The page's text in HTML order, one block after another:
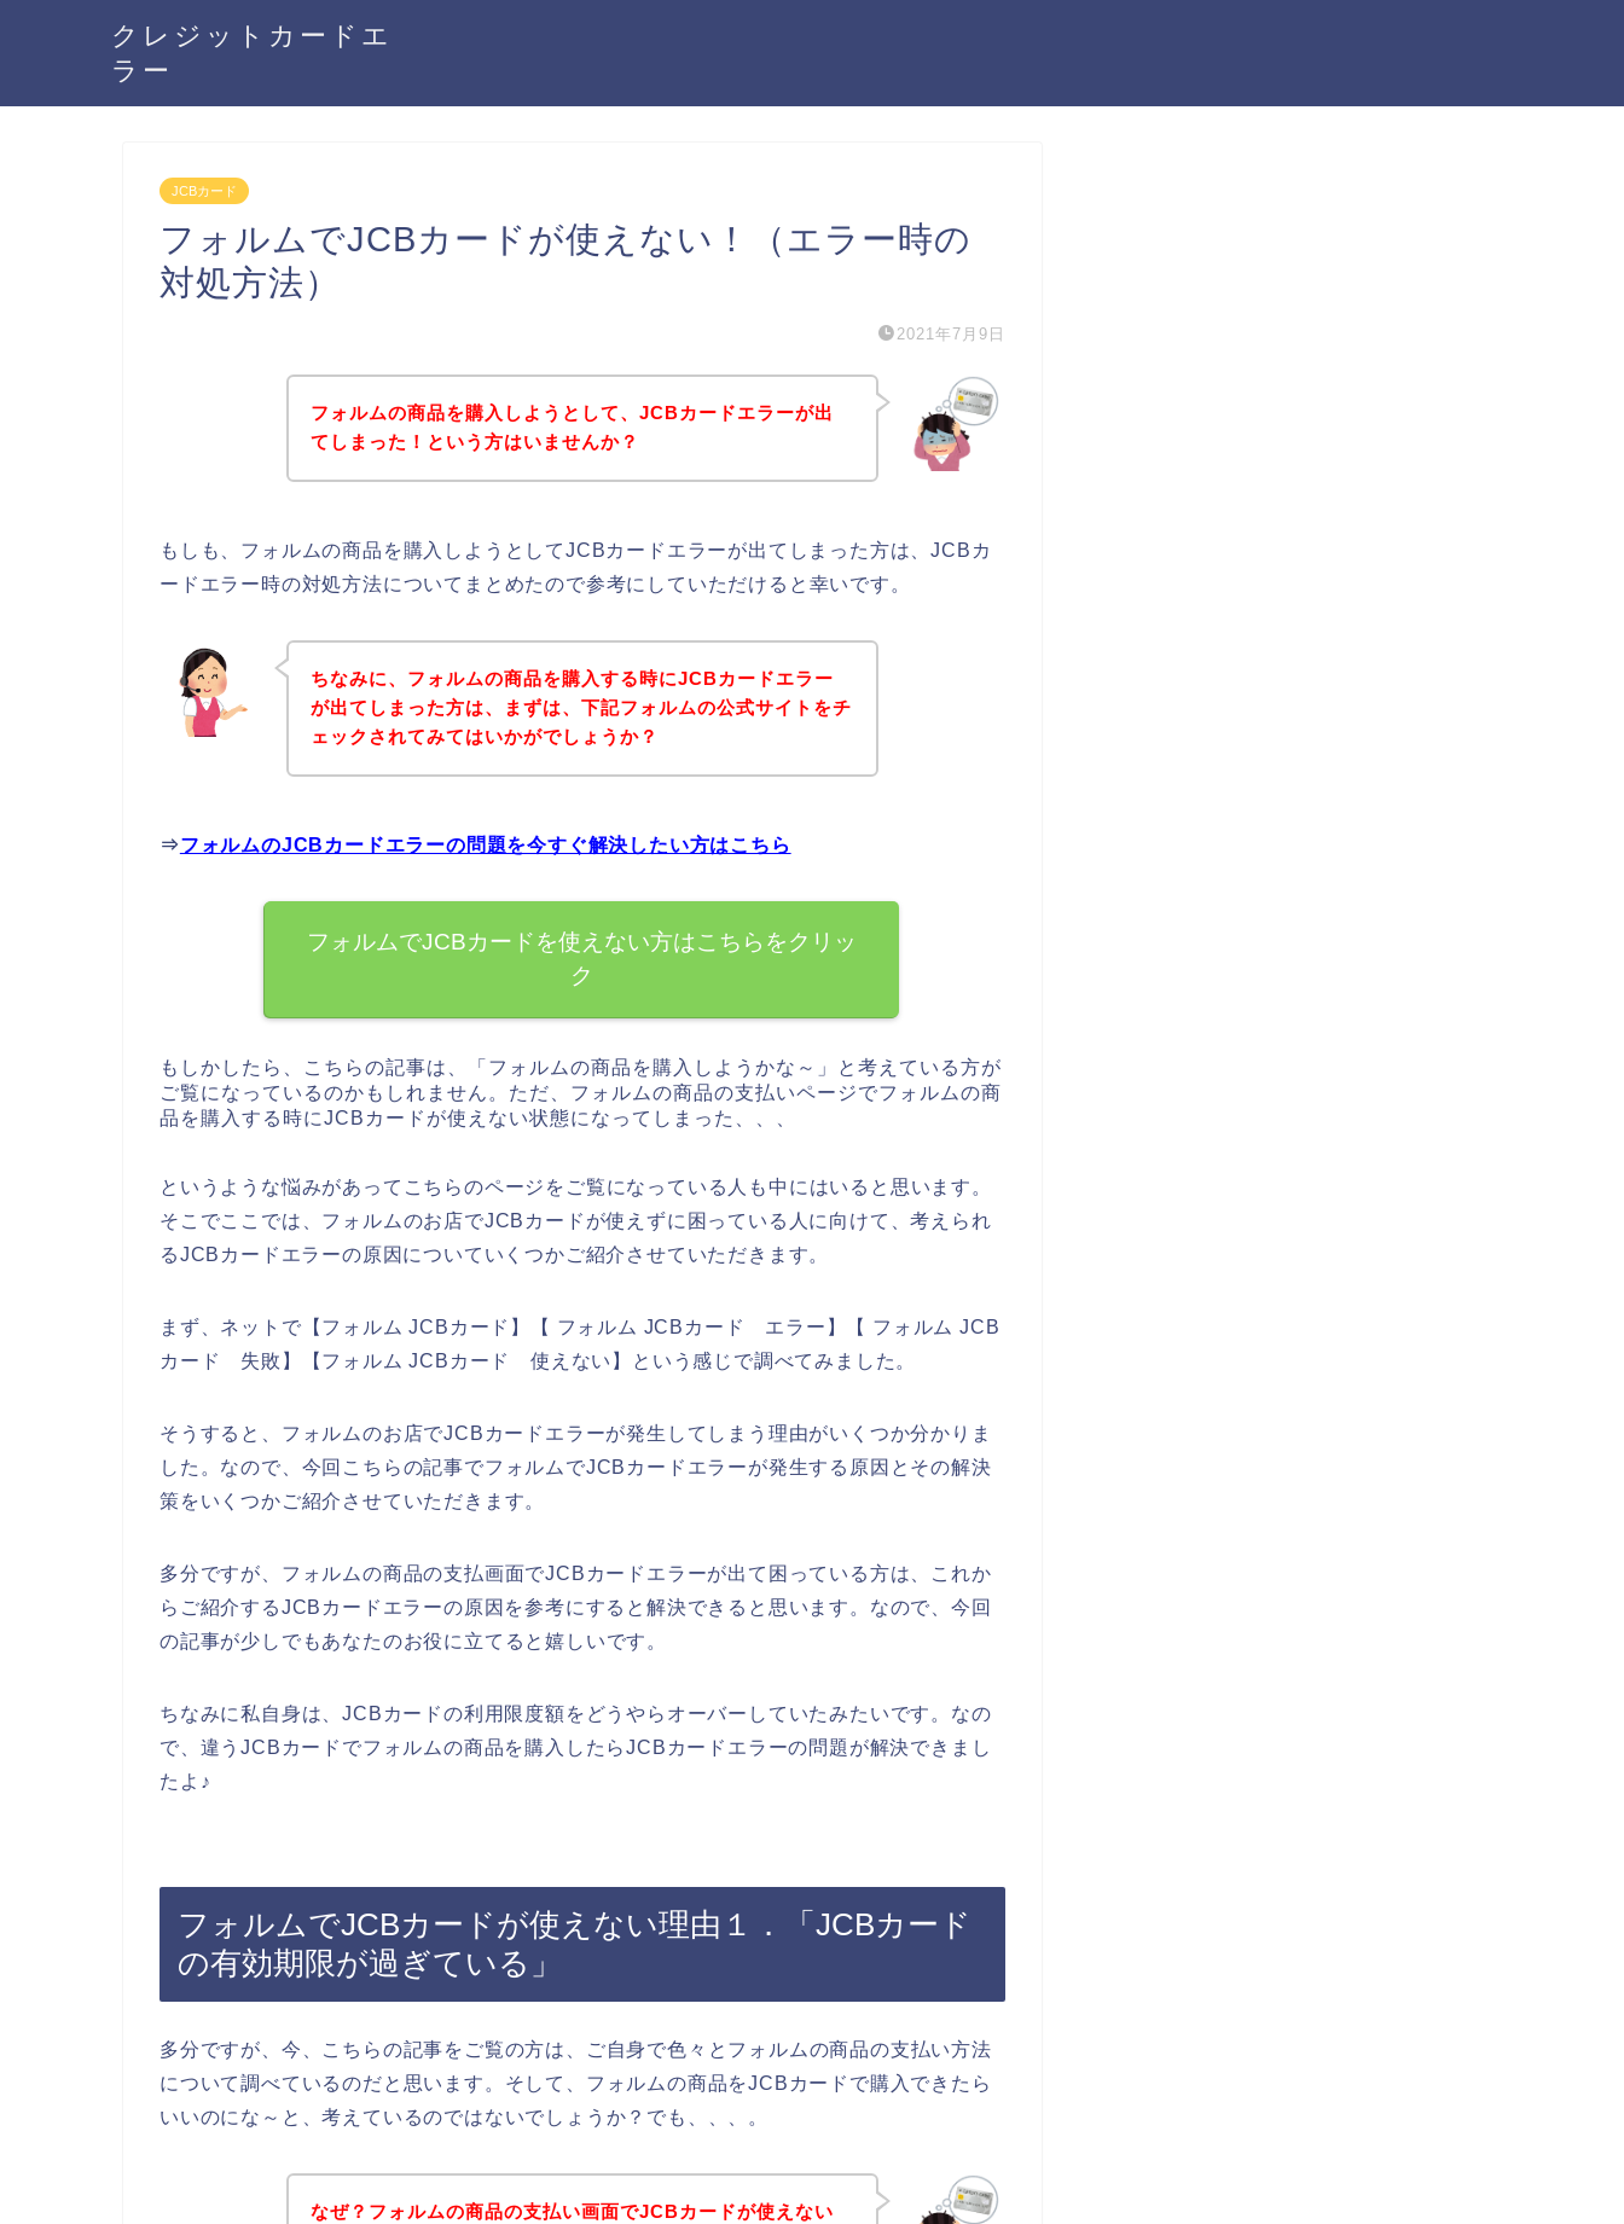
クレジットカードエ
ラー
JCBカード
フォルムでJCBカードが使えない！（エラー時の
対処方法）
2021年7月9日
フォルムの商品を購入しようとして、JCBカードエラーが出
てしまった！という方はいませんか？
もしも、フォルムの商品を購入しようとしてJCBカードエラーが出てしまった方は、JCBカ
ードエラー時の対処方法についてまとめたので参考にしていただけると幸いです。
ちなみに、フォルムの商品を購入する時にJCBカードエラー
が出てしまった方は、まずは、下記フォルムの公式サイトをチ
ェックされてみてはいかがでしょうか？
⇒フォルムのJCBカードエラーの問題を今すぐ解決したい方はこちら
フォルムでJCBカードを使えない方はこちらをクリッ
ク
もしかしたら、こちらの記事は、「フォルムの商品を購入しようかな～」と考えている方が
ご覧になっているのかもしれません。ただ、フォルムの商品の支払いページでフォルムの商
品を購入する時にJCBカードが使えない状態になってしまった、、、
というような悩みがあってこちらのページをご覧になっている人も中にはいると思います。
そこでここでは、フォルムのお店でJCBカードが使えずに困っている人に向けて、考えられ
るJCBカードエラーの原因についていくつかご紹介させていただきます。
まず、ネットで【フォルム JCBカード】【 フォルム JCBカード エラー】【 フォルム JCB
カード 失敗】【フォルム JCBカード 使えない】という感じで調べてみました。
そうすると、フォルムのお店でJCBカードエラーが発生してしまう理由がいくつか分かりま
した。なので、今回こちらの記事でフォルムでJCBカードエラーが発生する原因とその解決
策をいくつかご紹介させていただきます。
多分ですが、フォルムの商品の支払画面でJCBカードエラーが出て困っている方は、これか
らご紹介するJCBカードエラーの原因を参考にすると解決できると思います。なので、今回
の記事が少しでもあなたのお役に立てると嬉しいです。
ちなみに私自身は、JCBカードの利用限度額をどうやらオーバーしていたみたいです。なの
で、違うJCBカードでフォルムの商品を購入したらJCBカードエラーの問題が解決できまし
たよ♪
フォルムでJCBカードが使えない理由１．「JCBカード
の有効期限が過ぎている」
多分ですが、今、こちらの記事をご覧の方は、ご自身で色々とフォルムの商品の支払い方法
について調べているのだと思います。そして、フォルムの商品をJCBカードで購入できたら
いいのにな～と、考えているのではないでしょうか？でも、、、。
なぜ？フォルムの商品の支払い画面でJCBカードが使えない